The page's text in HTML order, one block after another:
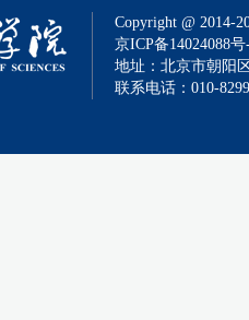
Copyright @ 2014-
京ICP备14024088号
地址：北京市朝阳
联系电话：010-